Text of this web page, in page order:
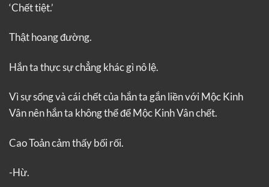
‘Chết tiệt.’
Thật hoang đường.
Hắn ta thực sự chẳng khác gì nô lệ.
Vì sự sống và cái chết của hắn ta gắn liền với Mộc Kinh
Vân nên hắn ta không thể để Mộc Kinh Vân chết.
Cao Toản cảm thấy bối rối.
-Hừ.